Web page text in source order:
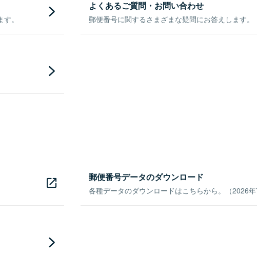
。
よくあるご質問・お問い合わせ
郵便番号に関するさまざまな疑問にお答えします。
郵便番号データのダウンロード
各種データのダウンロードはこちらから。（2026年